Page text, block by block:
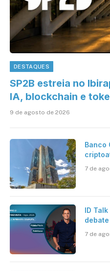
DESTAQUES
SP2B estreia no
IA, blockchain e
9 de agosto de 2026
Banco
7 de
ID
7 de